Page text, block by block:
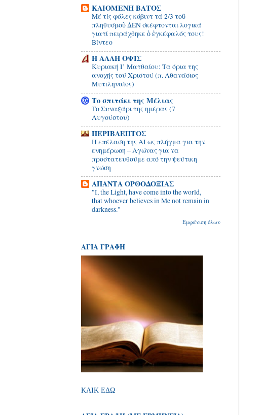
ΚΑΙΟΜΕΝΗ ΒΑΤΟΣ
Μέ τίς φόλες κόβιντ τά 2/3 τοῦ
πληθυσμοῦ ΔΕΝ σκέφτονται λογικά
γιατί πειράχθηκε ὁ ἐγκέφαλός τους!
Βίντεο
Η ΑΛΛΗ ΟΨΙΣ
Κυριακή Ι’ Ματθαίου: Τα όρια της
ανοχής τού Χριστού (π. Αθανάσιος
Μυτιληναίος)
Το σπιτάκι της Μέλιας
Το Συναξάρι της ημέρας (7
Αυγούστου)
ΠΕΡΙΒΛΕΠΤΟΣ
Η επέλαση της ΑΙ ως πλήγμα για την
ενημέρωση – Αγώνας για να
προστατευθούμε από την ψεύτικη
γνώση
ΑΠΑΝΤΑ ΟΡΘΟΔΟΞΙΑΣ
"I, the Light, have come into the world,
that whoever believes in Me not remain in
darkness."
Εμφάνιση όλων
ΑΓΙΑ ΓΡΑΦΗ
ΚΛΙΚ ΕΔΩ